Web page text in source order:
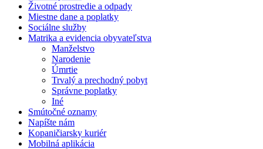
Životné prostredie a odpady
Miestne dane a poplatky
Sociálne služby
Matrika a evidencia obyvateľstva
Manželstvo
Narodenie
Úmrtie
Trvalý a prechodný pobyt
Správne poplatky
Iné
Smútočné oznamy
Napíšte nám
Kopaničiarsky kuriér
Mobilná aplikácia